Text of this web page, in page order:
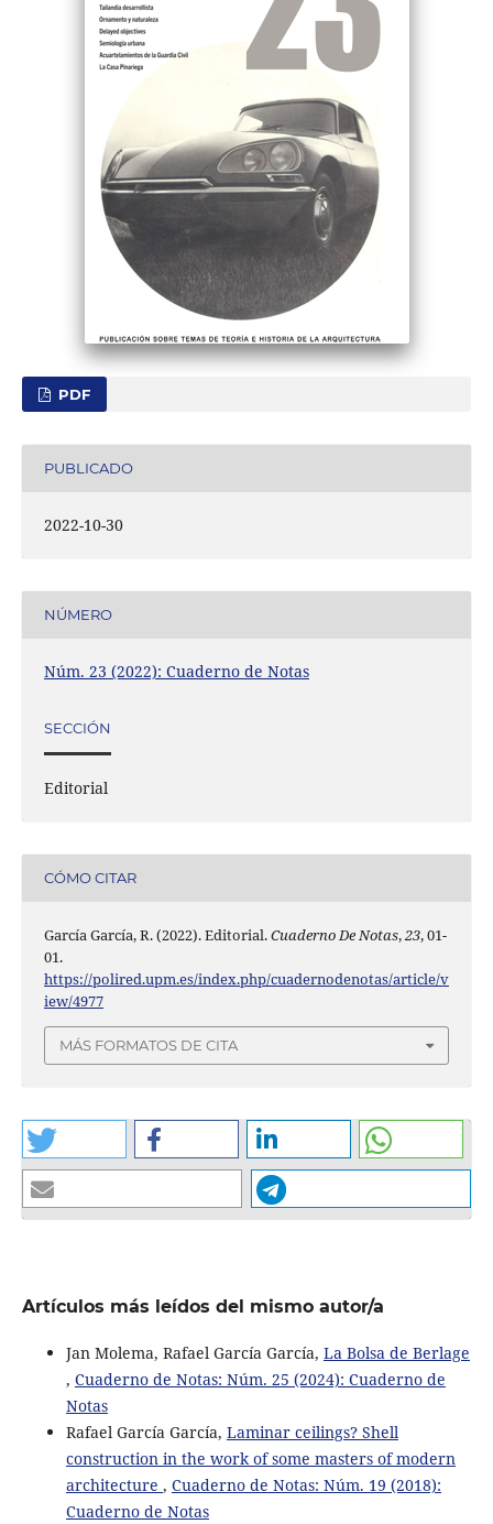
PDF
PUBLICADO
2022-10-30
NÚMERO
Núm. 23 (2022): Cuaderno de Notas
SECCIÓN
Editorial
CÓMO CITAR
García García, R. (2022). Editorial.Cuaderno De Notas,23, 01-
01.
https://polired.upm.es/index.php/cuadernodenotas/article/v
iew/4977
MÁS FORMATOS DE CITA
Artículos más leídos del mismo autor/a
Jan Molema, Rafael García García, La Bolsa de Berlage
, Cuaderno de Notas: Núm. 25 (2024): Cuaderno de
Notas
Rafael García García, Laminar ceilings? Shell
construction in the work of some masters of modern
architecture , Cuaderno de Notas: Núm. 19 (2018):
Cuaderno de Notas